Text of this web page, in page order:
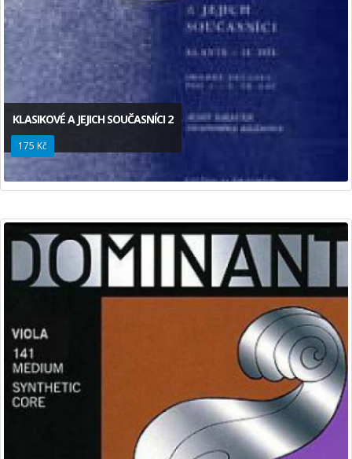
KLASIKOVÉ A JEJICH SOUČASNÍCI 2
175 Kč